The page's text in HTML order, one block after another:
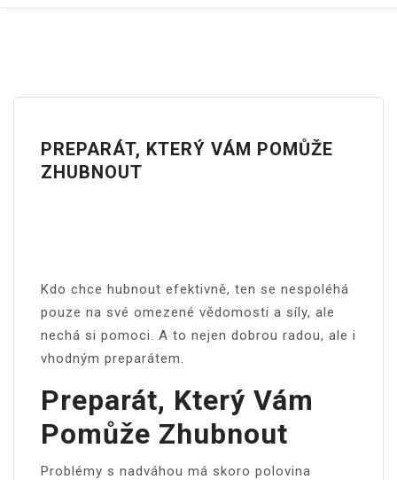
PREPARÁT, KTERÝ VÁM POMŮŽE
ZHUBNOUT
Kdo chce hubnout efektivně, ten se nespoléhá
pouze na své omezené vědomosti a síly, ale
nechá si pomoci. A to nejen dobrou radou, ale i
vhodným preparátem.
Preparát, Který Vám
Pomůže Zhubnout
Problémy s nadváhou má skoro polovina